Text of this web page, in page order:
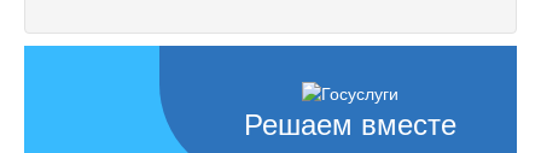
Решаем вместе